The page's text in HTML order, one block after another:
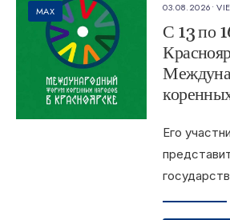
MAX 03.08.2026•
С 13 по
Его